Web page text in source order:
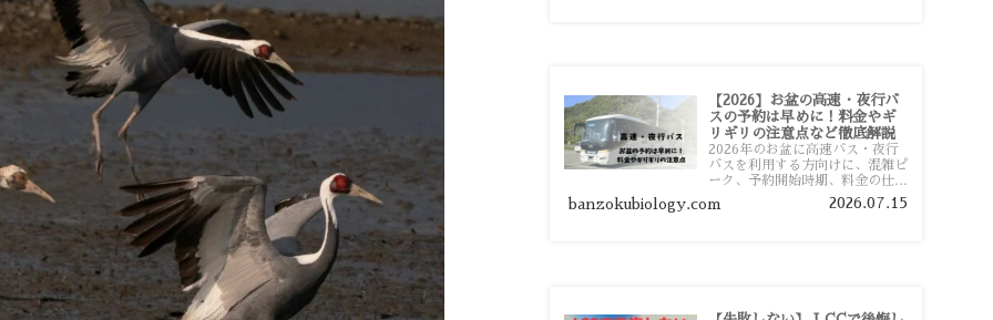
【2026】お盆の高速・夜行バ
スの予約は早めに！料金やギ
リギリの注意点など徹底解説
2026年のお盆に高速バス・夜行
バスを利用する方向けに、混雑ピ
ーク、予約開始時期、料金の仕組
み、キャンセル待ちのコツ、直前
予約の注意点まで詳しく解説しま
banzokubiology.com 2026.07.15